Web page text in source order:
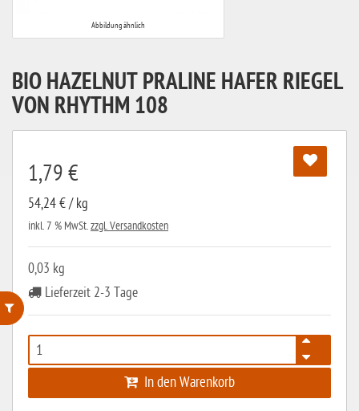
ohne Weizenstärke
laktosefrei
ohne Hefe
Abbildung ähnlich
BIO HAZELNUT PRALINE HAFER RIEGEL
VON RHYTHM 108
1,79 €
54,24 € / kg
inkl. 7 % MwSt.zzgl. Versandkosten
0,03 kg
Lieferzeit 2-3 Tage
In den Warenkorb